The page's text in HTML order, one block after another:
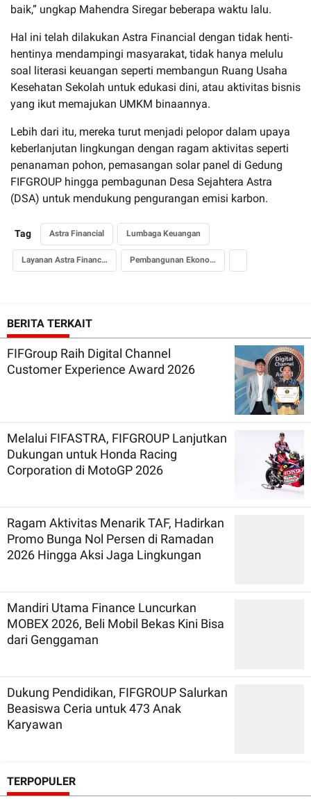
baik,” ungkap Mahendra Siregar beberapa waktu lalu.
Hal ini telah dilakukan Astra Financial dengan tidak henti-
hentinya mendampingi masyarakat, tidak hanya melulu
soal literasi keuangan seperti membangun Ruang Usaha
Kesehatan Sekolah untuk edukasi dini, atau aktivitas bisnis
yang ikut memajukan UMKM binaannya.
Lebih dari itu, mereka turut menjadi pelopor dalam upaya
keberlanjutan lingkungan dengan ragam aktivitas seperti
penanaman pohon, pemasangan solar panel di Gedung
FIFGROUP hingga pembagunan Desa Sejahtera Astra
(DSA) untuk mendukung pengurangan emisi karbon.
Tag Astra Financial Lumbaga Keuangan
Layanan Astra Financial Pembangunan Ekonomi
BERITA TERKAIT
FIFGroup Raih Digital Channel
Customer Experience Award 2026
Melalui FIFASTRA, FIFGROUP Lanjutkan
Dukungan untuk Honda Racing
Corporation di MotoGP 2026
Ragam Aktivitas Menarik TAF, Hadirkan
Promo Bunga Nol Persen di Ramadan
2026 Hingga Aksi Jaga Lingkungan
Mandiri Utama Finance Luncurkan
MOBEX 2026, Beli Mobil Bekas Kini Bisa
dari Genggaman
Dukung Pendidikan, FIFGROUP Salurkan
Beasiswa Ceria untuk 473 Anak
Karyawan
TERPOPULER